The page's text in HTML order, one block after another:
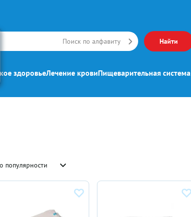
Поиск по алфавиту Найти
здоровьеЛечение кровиПищеварительная система
популярности